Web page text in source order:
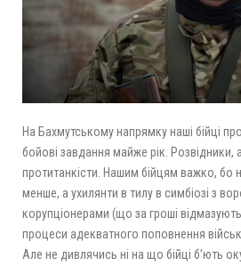
На Бахмутському напрямку наші бійці
бойові завдання майже рік. Розвідники,
протитанкісти. Нашим бійцям важко, бо
менше, а ухилянти в тилу в симбіозі з
корупціонерами (що за гроші
процеси адекватного поповнення
Але не дивлячись ні на що бійці б’ють